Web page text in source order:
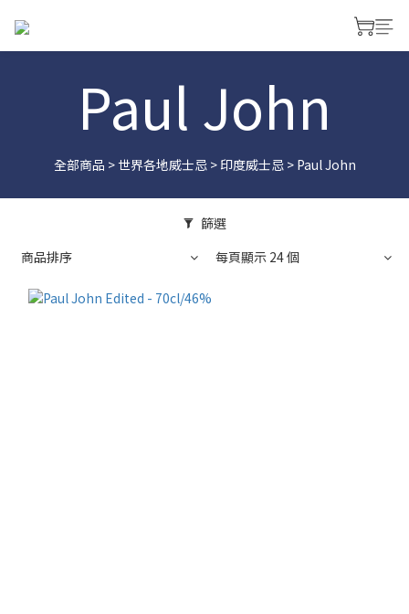
Paul John
全部商品 >世界各地威士忌> 印度威士忌> Paul John
篩選
商品排序
每頁顯示 24 個